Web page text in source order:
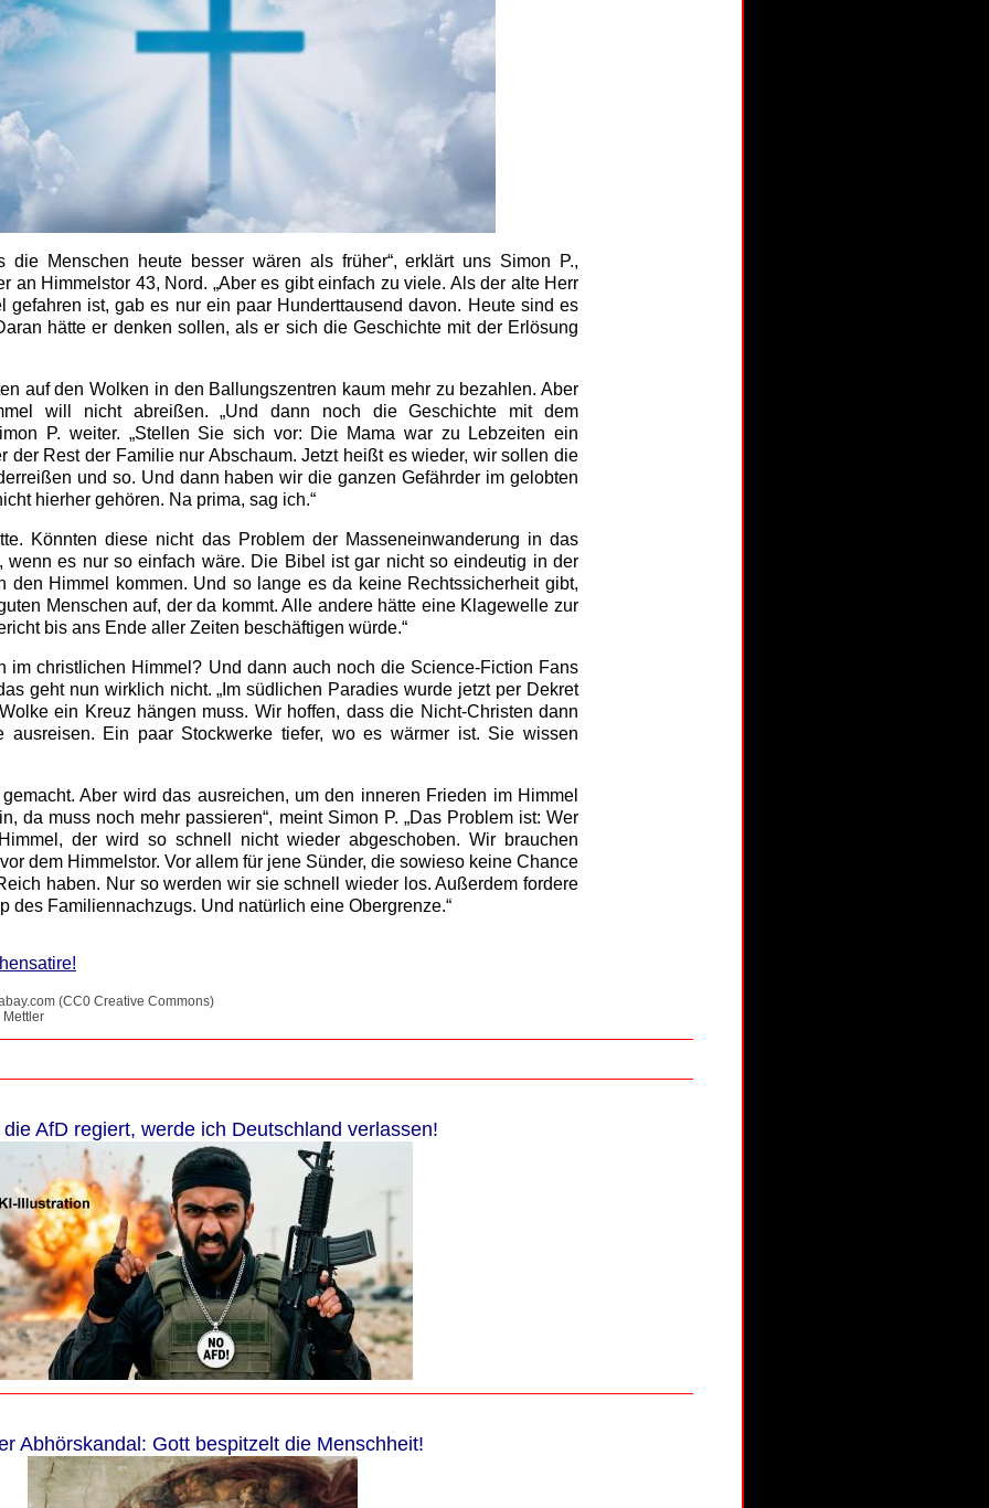
die Menschen heute besser wären als früher“, erklärt uns Simon P.,
an Himmelstor 43, Nord. „Aber es gibt einfach zu viele. Als der alte Herr
gefahren ist, gab es nur ein paar Hunderttausend davon. Heute sind es
hätte er denken sollen, als er sich die Geschichte mit der Erlösung
auf den Wolken in den Ballungszentren kaum mehr zu bezahlen. Aber
will nicht abreißen. „Und dann noch die Geschichte mit dem
P. weiter. „Stellen Sie sich vor: Die Mama war zu Lebzeiten ein
der Rest der Familie nur Abschaum. Jetzt heißt es wieder, wir sollen die
und so. Und dann haben wir die ganzen Gefährder im gelobten
hierher gehören. Na prima, sag ich.“
Könnten diese nicht das Problem der Masseneinwanderung in das
wenn es nur so einfach wäre. Die Bibel ist gar nicht so eindeutig in der
den Himmel kommen. Und so lange es da keine Rechtssicherheit gibt,
Menschen auf, der da kommt. Alle andere hätte eine Klagewelle zur
bis ans Ende aller Zeiten beschäftigen würde.“
im christlichen Himmel? Und dann auch noch die Science-Fiction Fans
geht nun wirklich nicht. „Im südlichen Paradies wurde jetzt per Dekret
ein Kreuz hängen muss. Wir hoffen, dass die Nicht-Christen dann
ausreisen. Ein paar Stockwerke tiefer, wo es wärmer ist. Sie wissen
Aber wird das ausreichen, um den inneren Frieden im Himmel
da muss noch mehr passieren“, meint Simon P. „Das Problem ist: Wer
der wird so schnell nicht wieder abgeschoben. Wir brauchen
dem Himmelstor. Vor allem für jene Sünder, die sowieso keine Chance
haben. Nur so werden wir sie schnell wieder los. Außerdem fordere
des Familiennachzugs. Und natürlich eine Obergrenze.“
(CC0 Creative Commons)
Mettler
AfD regiert, werde ich Deutschland verlassen!
Abhörskandal: Gott bespitzelt die Menschheit!